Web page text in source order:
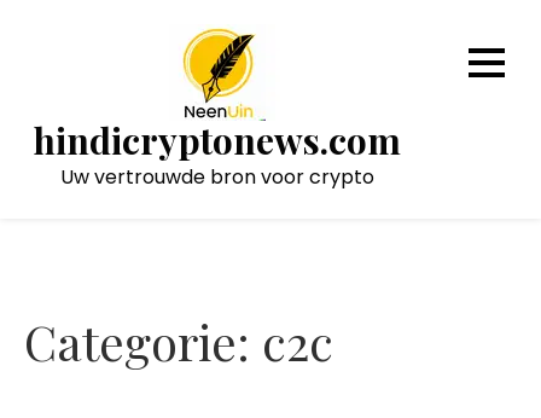
hindicryptonews.com
Uw vertrouwde bron voor crypto
Categorie: c2c